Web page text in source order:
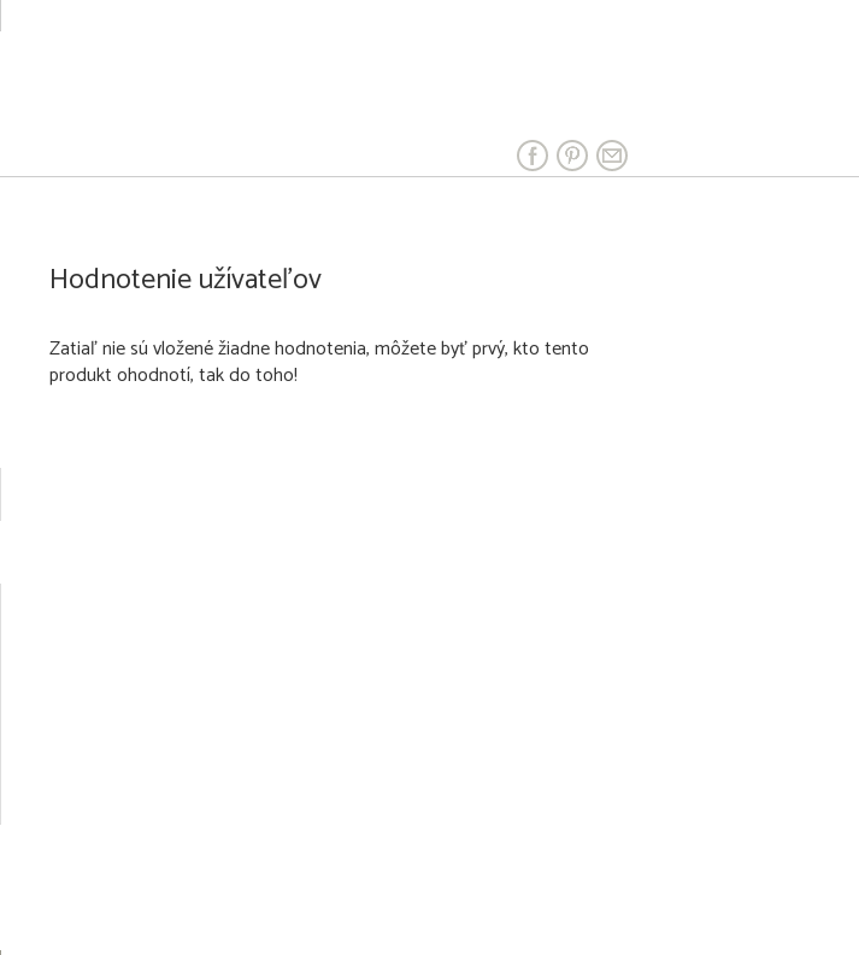
Hodnotenie užívateľov
Zatiaľ nie sú vložené žiadne hodnotenia, môžete byť prvý, kto tento
produkt ohodnotí, tak do toho!